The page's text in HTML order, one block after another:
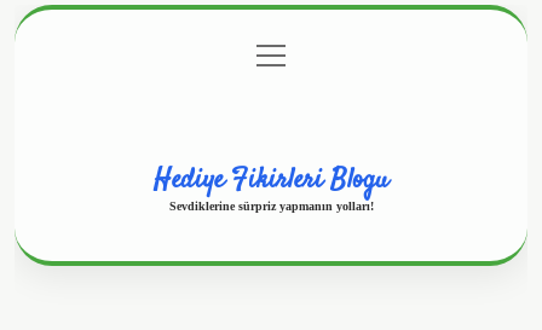
Gizlilik Politikası
menüyü
aç
Hediye Fikirleri Blogu
Sevdiklerine sürpriz yapmanın yolları!